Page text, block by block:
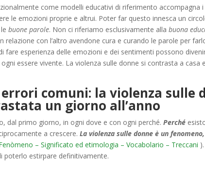
come modelli educativi di riferimento accompagna
le emozioni proprie e altrui. Poter far questo innesca un
lebuone parole. Non ci riferiamo esclusivamente allabuona
relazione con l’altro avendone cura e curando le parole per
fare esperienza delle emozioni e dei sentimenti possono
essere vivente. La violenza sulle donne si contrasta a
comuni: la violenza sulle
un giorno all’anno
dal primo giorno, in ogni dove e con ogni perché.Perché
a crescere.La violenza sulle donne è un
– Significato ed etimologia – Vocabolario – Treccani
poterlo estirpare definitivamente.